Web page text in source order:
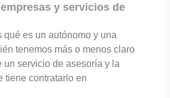
y servicios de
qué es un autónomo y una
tenemos más o menos claro
un servicio de asesoría y la
tiene contratarlo en